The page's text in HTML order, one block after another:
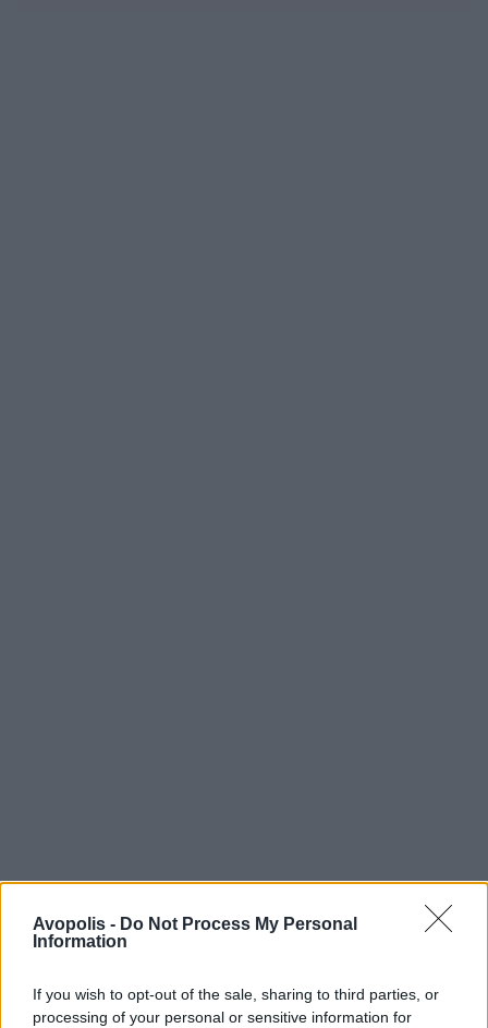
Avopolis - Do Not Process My Personal
Information
If you wish to opt-out of the sale, sharing to third parties, or
processing of your personal or sensitive information for